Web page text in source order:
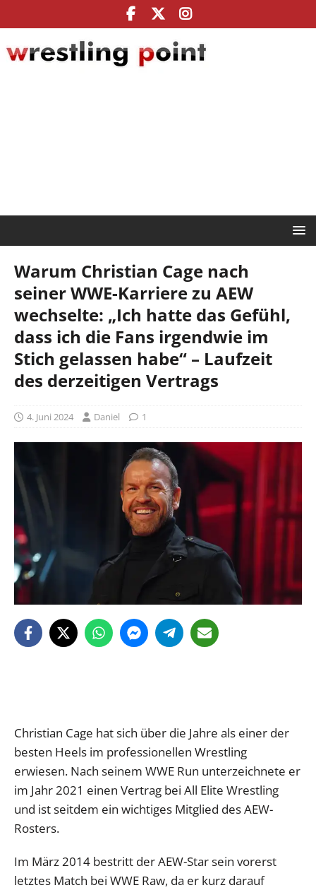
Warum Christian Cage nach
seiner WWE-Karriere zu AEW
wechselte: „Ich hatte das Gefühl,
dass ich die Fans irgendwie im
Stich gelassen habe“ – Laufzeit
des derzeitigen Vertrags
4. Juni 2024 Daniel 1
Christian Cage hat sich über die Jahre als einer der
besten Heels im professionellen Wrestling
erwiesen. Nach seinem WWE Run unterzeichnete er
im Jahr 2021 einen Vertrag bei All Elite Wrestling
und ist seitdem ein wichtiges Mitglied des AEW-
Rosters.
Im März 2014 bestritt der AEW-Star sein vorerst
letztes Match bei WWE Raw, da er kurz darauf